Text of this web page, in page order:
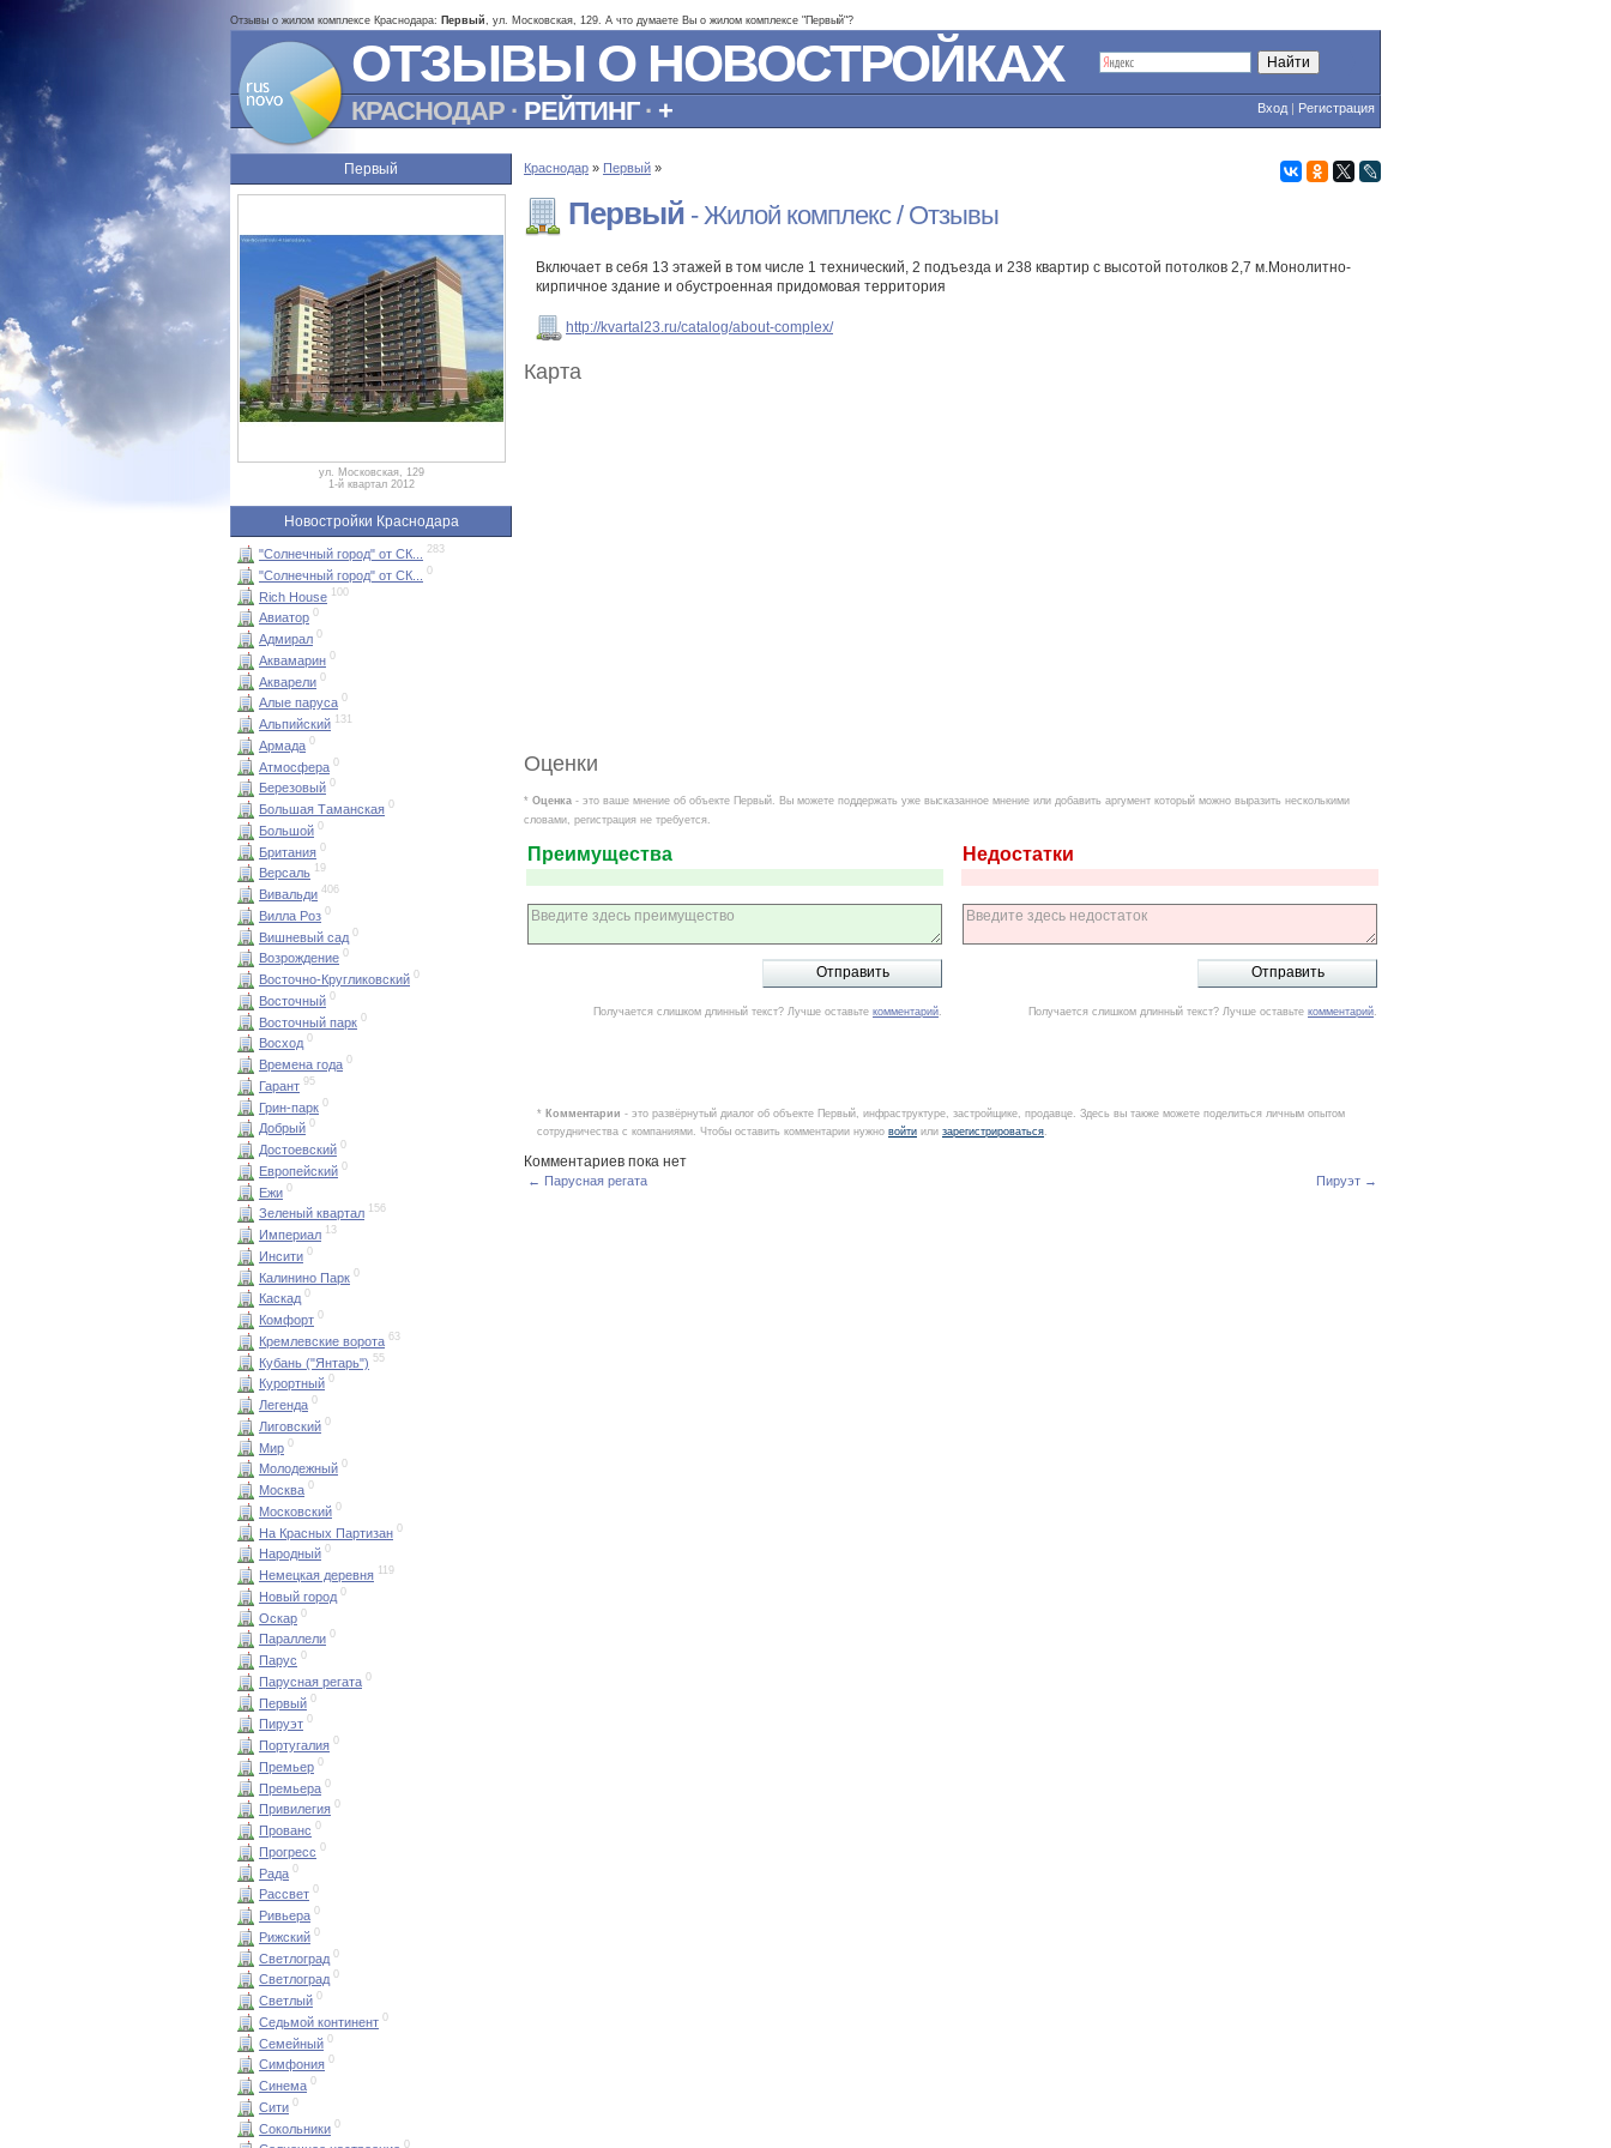
Отзывы о жилом комплексе Краснодара: Первый, ул. Московская, 129. А что думаете Вы о жилом комплексе "Первый"?
ОТЗЫВЫ О НОВОСТРОЙКАХ
Вход | Регистрация
КРАСНОДАР · РЕЙТИНГ· +
Первый
ул. Московская, 129
1-й квартал 2012
Новостройки Краснодара
"Солнечный город" от СК... 283
"Солнечный город" от СК... 0
Rich House 100
Авиатор 0
Адмирал 0
Аквамарин 0
Акварели 0
Алые паруса 0
Альпийский 131
Армада 0
Атмосфера 0
Березовый 0
Большая Таманская 0
Большой 0
Британия 0
Версаль 19
Вивальди 406
Вилла Роз 0
Вишневый сад 0
Возрождение 0
Восточно-Кругликовский 0
Восточный 0
Восточный парк 0
Восход 0
Времена года 0
Гарант 95
Грин-парк 0
Добрый 0
Достоевский 0
Европейский 0
Ежи 0
Зеленый квартал 156
Империал 13
Инсити 0
Калинино Парк 0
Каскад 0
Комфорт 0
Кремлевские ворота 63
Кубань ("Янтарь") 55
Курортный 0
Легенда 0
Лиговский 0
Мир 0
Молодежный 0
Москва 0
Московский 0
На Красных Партизан 0
Народный 0
Немецкая деревня 119
Новый город 0
Оскар 0
Параллели 0
Парус 0
Парусная регата 0
Первый 0
Пируэт 0
Португалия 0
Премьер 0
Премьера 0
Привилегия 0
Прованс 0
Прогресс 0
Рада 0
Рассвет 0
Ривьера 0
Рижский 0
Светлоград 0
Светлоград 0
Светлый 0
Седьмой континент 0
Семейный 0
Симфония 0
Синема 0
Сити 0
Сокольники 0
0
Краснодар » Первый »
Первый - Жилой комплекс / Отзывы
Включает в себя 13 этажей в том числе 1 технический, 2 подъезда и 238 квартир с высотой потолков 2,7 м.Монолитно-
кирпичное здание и обустроенная придомовая территория
http://kvartal23.ru/catalog/about-complex/
Карта
Оценки
* Оценка - это ваше мнение об объекте Первый. Вы можете поддержать уже высказанное мнение или добавить аргумент который можно выразить несколькими
словами, регистрация не требуется.
Преимущества Недостатки
Получается слишком длинный текст? Лучше оставьте комментарий. Получается слишком длинный текст? Лучше оставьте комментарий.
* Комментарии - это развёрнутый диалог об объекте Первый, инфраструктуре, застройщике, продавце. Здесь вы также можете поделиться личным опытом
сотрудничества с компаниями. Чтобы оставить комментарии нужно войти или зарегистрироваться.
Комментариев пока нет
← Парусная регата Пируэт →